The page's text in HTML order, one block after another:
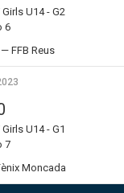
U14 - G2
6
FFB Reus
U14 - G1
7
Moncada